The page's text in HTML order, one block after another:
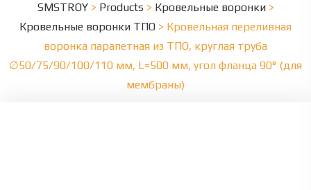
SMSTROY> Products> Кровельные воронки>
Кровельные воронки ТПО > Кровельная переливная
воронка парапетная из ТПО, круглая труба
∅50/75/90/100/110 мм, L=500 мм, угол фланца 90° (для
мембраны)